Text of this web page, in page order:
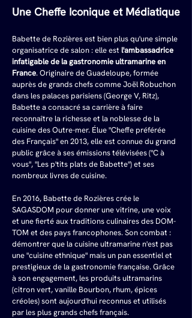
Une Cheffe Iconique et Médiatique
Babette de Rozières est bien plus qu'une simple
organisatrice de salon : elle est l'ambassadrice
infatigable de la gastronomie ultramarine en
France. Originaire de Guadeloupe, formée
auprès de grands chefs comme Joël Robuchon
dans les palaces parisiens (George V, Ritz),
Babette a consacré sa carrière à faire
reconnaître la richesse et la noblesse de la
cuisine des Outre-mer. Élue "Cheffe préférée
des Français" en 2013, elle est connue du grand
public grâce à ses émissions télévisées ("C à
vous", "Les p'tits plats de Babette") et ses
nombreux livres de cuisine.
En 2016, Babette de Rozières crée le
SAGASDOM pour donner une vitrine, une voix
et une fierté aux traditions culinaires des DOM-
TOM et des pays francophones. Son combat :
démontrer que la cuisine ultramarine n'est pas
une "cuisine ethnique" mais un pan essentiel et
prestigieux de la gastronomie française. Grâce
à son engagement, les produits ultramarins
(citron vert, vanille Bourbon, rhum, épices
créoles) sont aujourd'hui reconnus et utilisés
par les plus grands chefs français.